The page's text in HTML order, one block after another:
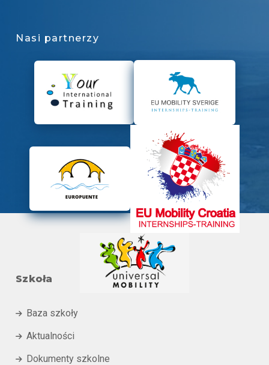
Nasi partnerzy
Szkoła
 Baza szkoły
 Aktualności
 Dokumenty szkolne